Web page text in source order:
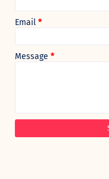
Email *
Message *